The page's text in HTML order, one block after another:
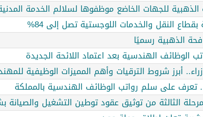
للجهات الخاضع موظفوها لسلالم الخدمة
النقل والخدمات اللوجستية تصل إلى 84%
الذهبية رسميًا
الوظائف الهندسية بعد اعتماد اللائحة الجديدة
أبرز شروط الترقيات وأهم المميزات الوظيفية
تعرف على سلم رواتب الوظائف الهندسية بالمملكة
الثالثة من توثيق عقود توطين التشغيل والصيانة